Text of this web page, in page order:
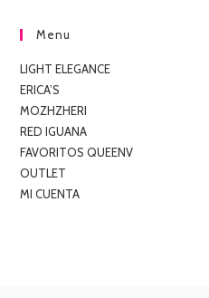
Menu
LIGHT ELEGANCE
ERICA’S
MOZHZHERI
RED IGUANA
FAVORITOS QUEENV
OUTLET
MI CUENTA